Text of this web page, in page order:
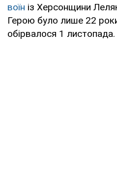
воїн із Херсонщини
Герою було лише 22
обірвалося 1 листопада.